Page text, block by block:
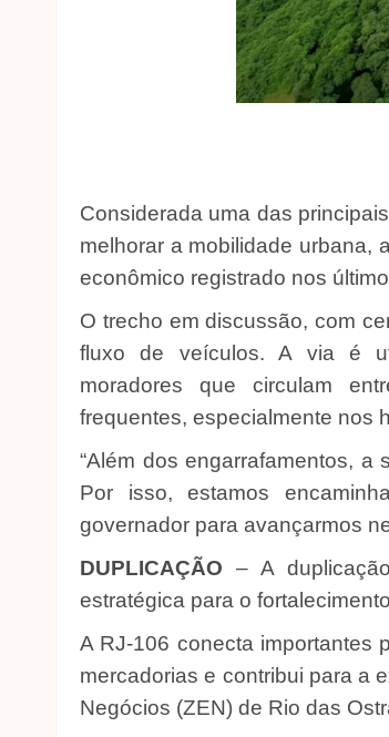
Considerada uma das
melhorar a mobilidade urbana,
econômico registrado nos
O trecho em discussão, com
fluxo de veículos. A via é
moradores que circulam
frequentes, especialmente nos
“Além dos engarrafamentos,
Por isso, estamos
governador para avançarmos
DUPLICAÇÃO – A
estratégica para o
A RJ-106 conecta importantes
mercadorias e contribui para a
Negócios (ZEN) de Rio das